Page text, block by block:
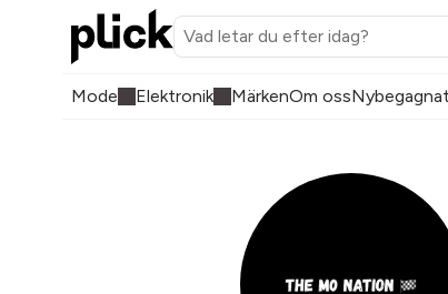
Mode Elektronik MärkenOm ossNybegagnat